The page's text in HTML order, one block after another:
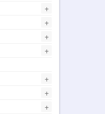
+
+
+
+
+
+
+